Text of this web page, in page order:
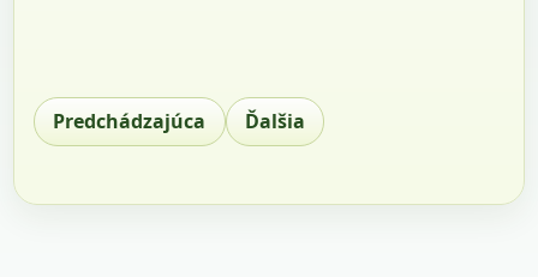
Predchádzajúca Ďalšia